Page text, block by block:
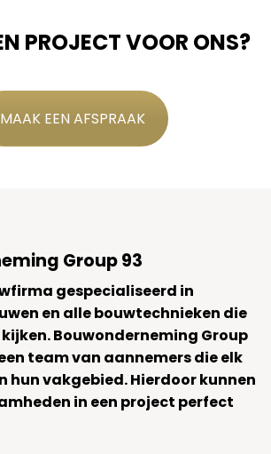
PROJECT VOOR ONS?
MAAK EEN AFSPRAAK
Group 93
gespecialiseerd in
en alle bouwtechnieken die
Bouwonderneming Group
team van aannemers die elk
hun vakgebied. Hierdoor kunnen
in een project perfect